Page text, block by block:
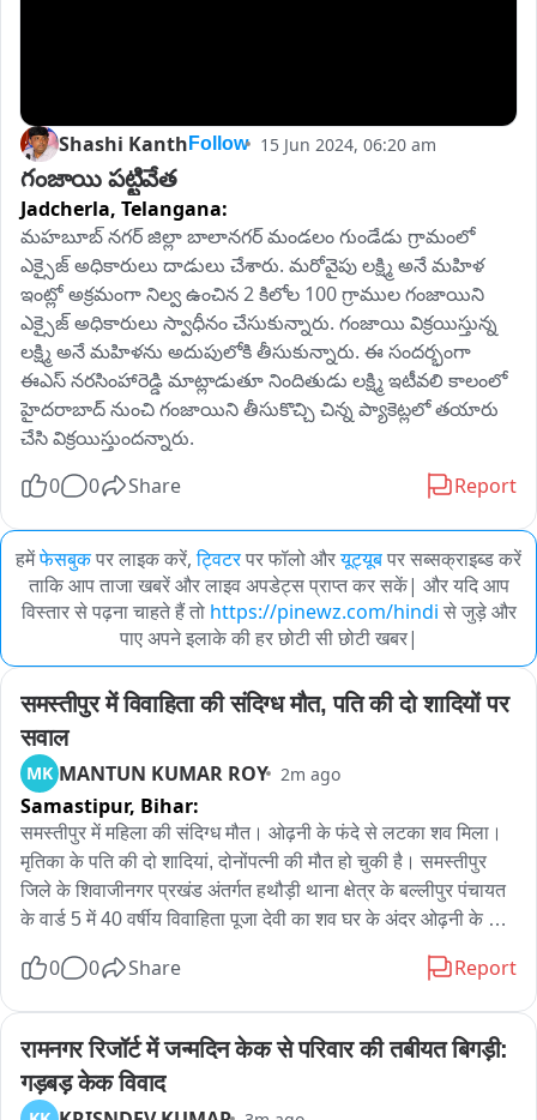
Shashi Kanth Follow 15 Jun 2024, 06:20 am
గంజాయి పట్టివేత
Jadcherla, Telangana:
మహబూబ్ నగర్ జిల్లా బాలానగర్ మండలం గుండేడు గ్రామంలో
ఎక్సైజ్ అధికారులు దాడులు చేశారు. మరోవైపు లక్ష్మి అనే మహిళ
ఇంట్లో అక్రమంగా నిల్వ ఉంచిన 2 కిలోల 100 గ్రాముల గంజాయిని
ఎక్సైజ్ అధికారులు స్వాధీనం చేసుకున్నారు. గంజాయి విక్రయిస్తున్న
లక్ష్మి అనే మహిళను అదుపులోకి తీసుకున్నారు. ఈ సందర్భంగా
ఈఎస్ నరసింహారెడ్డి మాట్లాడుతూ నిందితుడు లక్ష్మి ఇటీవలి కాలంలో
హైదరాబాద్ నుంచి గంజాయిని తీసుకొచ్చి చిన్న ప్యాకెట్లలో తయారు
చేసి విక్రయిస్తుందన్నారు.
0
0 Share Report
हमेंफेसबुकपर लाइक करें, ट्विटरपर फॉलो औरयूट्यूबपर सब्सक्राइब्ड करें
ताकि आप ताजा खबरें और लाइव अपडेट्स प्राप्त कर सकें| और यदि आप
विस्तार से पढ़ना चाहते हैं तो https://pinewz.com/hindi से जुड़े और
पाए अपने इलाके की हर छोटी सी छोटी खबर|
समस्तीपुर में विवाहिता की संदिग्ध मौत, पति की दो शादियों पर
सवाल
MK MANTUN KUMAR ROY 2m ago
Samastipur, Bihar:
समस्तीपुर में महिला की संदिग्ध मौत। ओढ़नी के फंदे से लटका शव मिला।
मृतिका के पति की दो शादियां, दोनोंपत्नी की मौत हो चुकी है। समस्तीपुर
जिले के शिवाजीनगर प्रखंड अंतर्गत हथौड़ी थाना क्षेत्र के बल्लीपुर पंचायत
के वार्ड 5 में 40 वर्षीय विवाहिता पूजा देवी का शव घर के अंदर ओढ़नी के
लिए सदर अस्पताल समस्तीपुर भेजा गया और मामले की गंभीरता को देखते
साक्ष्य एकत्र किए। पूजा देवी मूल रूप से मधुबनी जिले के ओरहा गांव की
रहने वाली थीं। उनकी शादी वर्ष 2009 में बल्लीपुर निवासी काली मोहन
चौधरी से हुई। दंपती के चार बच्चे हैं: भावना कुमारी, महिमा कुमारी, रितिक
0 0 Share Report
रामनगर रिजॉर्ट में जन्मदिन केक से परिवार की तबीयत बिगड़ी:
गड़बड़ केक विवाद